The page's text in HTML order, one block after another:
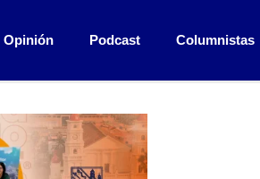
Opinión Podcast Columnistas